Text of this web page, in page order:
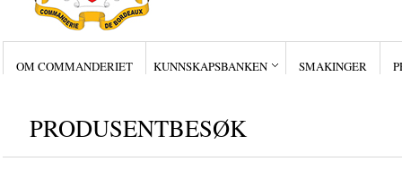
Siste innlegg
OM COMMANDERIET KUNNSKAPSBANKEN SMAKINGER
PRODUSENTBESØK